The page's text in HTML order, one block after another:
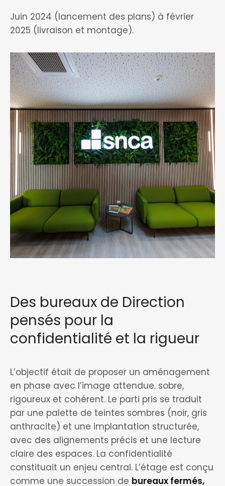
Juin 2024 (lancement des plans) à février
2025 (livraison et montage).
Des bureaux de Direction
pensés pour la
confidentialité et la rigueur
L’objectif était de proposer un aménagement
en phase avec l’image attendue. sobre,
rigoureux et cohérent. Le parti pris se traduit
par une palette de teintes sombres (noir, gris
anthracite) et une implantation structurée,
avec des alignements précis et une lecture
claire des espaces. La confidentialité
constituait un enjeu central. L’étage est conçu
comme une succession de bureaux fermés,